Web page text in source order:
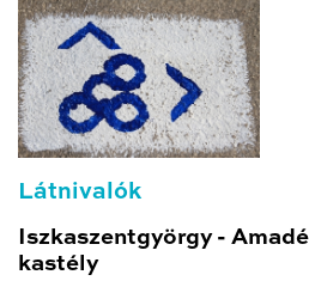
Látnivalók
Iszkaszentgyörgy -
kastély